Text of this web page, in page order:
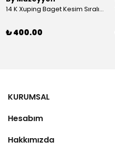
14 K Xuping Baget Kesim Sıralı Bileklik
₺ 400.00
KURUMSAL
Hesabım
Hakkımızda